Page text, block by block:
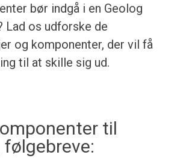
bør indgå i en Geolog
Lad os udforske de
og komponenter, der vil få
til at skille sig ud.
til
følgebreve: